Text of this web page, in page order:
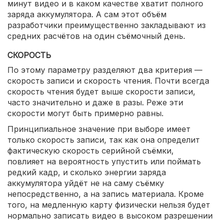
минут видео и в каком качестве хватит полного
заряда аккумулятора. А сам этот объём
разработчики преимущественно закладывают из
средних расчётов на один съёмочный день.
СКОРОСТЬ
По этому параметру разделяют два критерия —
скорость записи и скорость чтения. Почти всегда
скорость чтения будет выше скорости записи,
часто значительно и даже в разы. Реже эти
скорости могут быть примерно равны.
Принципиальное значение при выборе имеет
только скорость записи, так как она определит
фактическую скорость серийной съёмки,
повлияет на вероятность упустить или поймать
редкий кадр, и сколько энергии заряда
аккумулятора уйдёт не на саму съёмку
непосредственно, а на запись материала. Кроме
того, на медленную карту физически нельзя будет
нормально записать видео в высоком разрешении